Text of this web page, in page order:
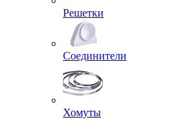
Решетки
Соединители
Хомуты